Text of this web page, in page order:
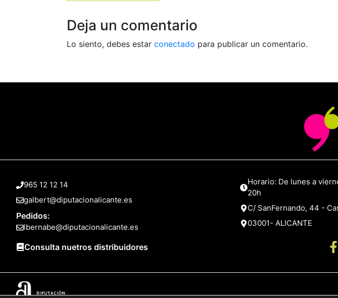
Deja un comentario
Lo siento, debes estar conectado para publicar un comentario.
965 12 12 14
galbert@diputacionalicante.es
Pedidos:
lbernabe@diputacionalicante.es
Consulta nuetros distribuidores
Horario: De lunes a
20h
C/ SanFernando, 44 -
03001- ALICANTE